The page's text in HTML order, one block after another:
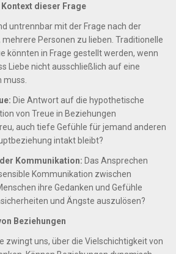
dieser Frage
untrennbar mit der Frage nach der
Personen zu lieben. Traditionelle
könnten in Frage gestellt werden, wenn
Liebe nicht ausschließlich auf eine
muss.
Die Antwort auf die hypothetische
von Treue in Beziehungen
auch tiefe Gefühle für jemand anderen
intakt bleibt?
Kommunikation: Das Ansprechen
Kommunikation zwischen
ihre Gedanken und Gefühle
und Ängste auszulösen?
Beziehungen
zwingt uns, über die Vielschichtigkeit von